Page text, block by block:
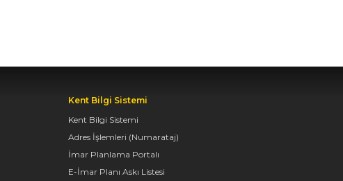
KANALI ISLAH
Kent Bilgi Sistemi
Kent Bilgi Sistemi
Adres İşlemleri (Numarataj)
İmar Planlama Portalı
E-İmar Planı Askı Listesi